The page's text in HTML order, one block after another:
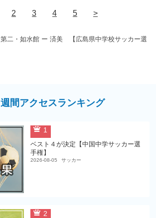
第二・如水館 ー 済美 【広島県中学校サッカー選
2 3 4 5 >
週間アクセスランキング
1
ベスト４が決定【中国中学サッカー選
手権】
2026-08-05 サッカー
2